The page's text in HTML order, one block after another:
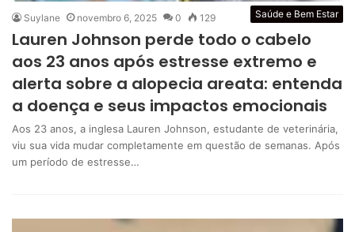
Saúde e Bem Estar
Suylane novembro 6, 2025 0 129
Lauren Johnson perde todo o cabelo
aos 23 anos após estresse extremo e
alerta sobre a alopecia areata: entenda
a doença e seus impactos emocionais
Aos 23 anos, a inglesa Lauren Johnson, estudante de veterinária,
viu sua vida mudar completamente em questão de semanas. Após
um período de estresse…